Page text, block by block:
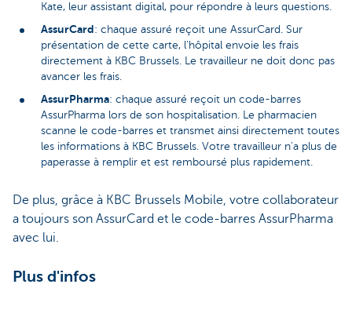
Kate, leur assistant digital, pour répondre à leurs questions.
AssurCard: chaque assuré reçoit une AssurCard. Sur
présentation de cette carte, l'hôpital envoie les frais
directement à KBC Brussels. Le travailleur ne doit donc pas
avancer les frais.
AssurPharma: chaque assuré reçoit un code-barres
AssurPharma lors de son hospitalisation. Le pharmacien
scanne le code-barres et transmet ainsi directement toutes
les informations à KBC Brussels. Votre travailleur n'a plus de
paperasse à remplir et est remboursé plus rapidement.
De plus, grâce à KBC Brussels Mobile, votre collaborateur
a toujours son AssurCard et le code-barres AssurPharma
avec lui.
Plus d'infos